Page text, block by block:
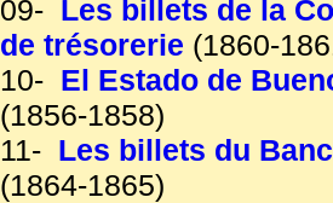
09- Les billets de la
de trésorerie (1860-
10- El Estado de
(1856-1858)
11- Les billets du
(1864-1865)